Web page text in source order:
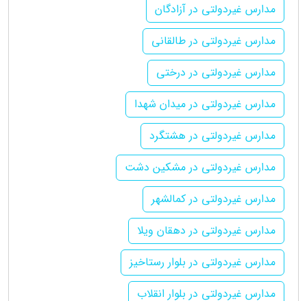
مدارس غیردولتی در آزادگان
مدارس غیردولتی در طالقانی
مدارس غیردولتی در درختی
مدارس غیردولتی در میدان شهدا
مدارس غیردولتی در هشتگرد
مدارس غیردولتی در مشکین دشت
مدارس غیردولتی در کمالشهر
مدارس غیردولتی در دهقان ویلا
مدارس غیردولتی در بلوار رستاخیز
مدارس غیردولتی در بلوار انقلاب